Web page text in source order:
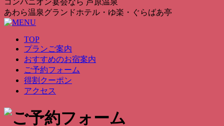
コンパニオン宴会なら 芦原温泉
あわら温泉グランドホテル・ゆ楽・ぐらばあ亭
TOP
プランご案内
おすすめのお宿案内
ご予約フォーム
得割クーポン
アクセス